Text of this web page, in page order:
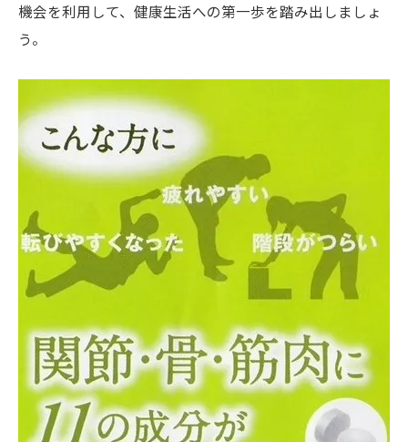
機会を利用して、健康生活への第一歩を踏み出しましょ
う。